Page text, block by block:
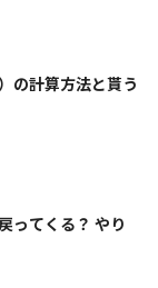
の計算方法と貰う
ってくる？ やり